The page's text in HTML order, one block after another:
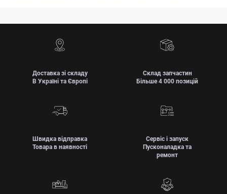
Доставка зі складу
В Україні та Європі
Склад запчастин
Більше 4 000 позицій
Швидка відправка
Товара в наявності
Сервіс і запуск
Пусконаладка та
ремонт